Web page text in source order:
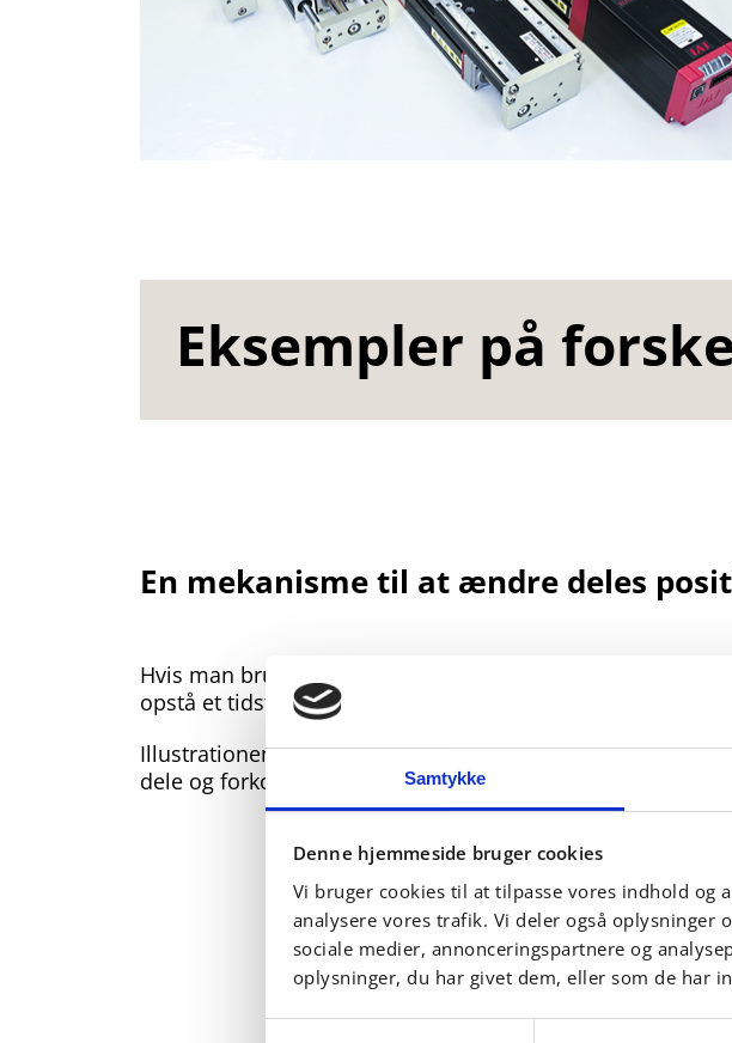
Samtykke
Denne hjemmeside bruger cookies
Vi bruger cookies til at tilpasse vores indhold
analysere vores trafik. Vi deler også
sociale medier, annonceringspartnere og
oplysninger, du har givet dem, eller som de har
Eksempler på
En mekanisme til at ændre deles
Hvis man bruger en luftcylinder kan der opstå et
opstå et tidstab i forbindelse med opstart.
Illustrationen herunder viser IAI's ELECYLINDER® har
dele og forkorter cyklustiden fra 2,5 sekunder til 0,3